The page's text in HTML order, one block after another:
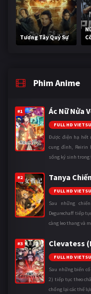
Tương Tây Quỷ Sự
Phim Anime
#1 Ác Nữ Nửa
FULL HD
Được điện hạ hết
cung đình, Reirin
sống ký sinh
#2 Tanya
FULL HD
Sau những
Degurechaff tiếp
càng leo thang và
#3 Clevatess
FULL HD
Sau những biến
2) tiếp tục theo
chống lại các thế